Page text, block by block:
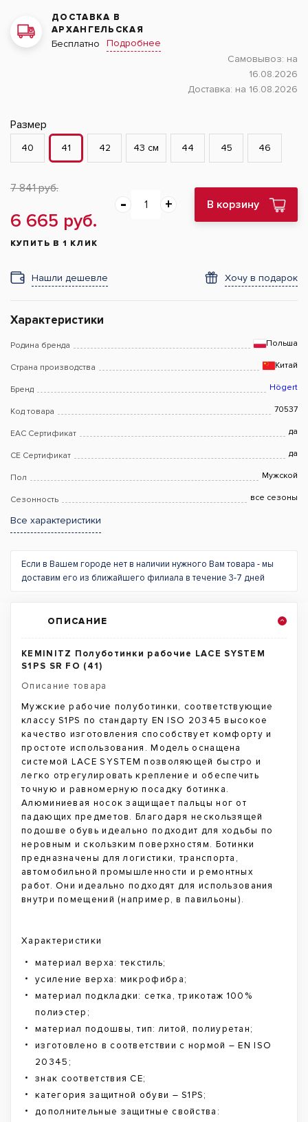
ДОСТАВКА В
АРХАНГЕЛЬСКАЯ
Бесплатно
Подробнее
Самовывоз: на
16.08.2026
Доставка: на 16.08.2026
Размер
40 41 42 43 см 44 45 46
6 665 руб.
7 841 руб.
В корзину
КУПИТЬ В 1 КЛИК
Нашли дешевле Хочу в подарок
Характеристики
Родина бренда Польша
Страна производства Китай
Бренд Högert
Код товара 70537
EAC Сертификат да
CE Сертификат да
Пол Мужской
Сезонность все сезоны
Все характеристики
Если в Вашем городе нет в наличии нужного Вам товара - мы
доставим его из ближайшего филиала в течение 3-7 дней
ОПИСАНИЕ
KEMINITZ Полуботинки рабочие LACE SYSTEM
S1PS SR FO (41)
Описание товара
Мужские рабочие полуботинки, соответствующие
классу S1PS по стандарту EN ISO 20345 высокое
качество изготовления способствует комфорту и
простоте использования. Модель оснащена
системой LACE SYSTEM позволяющей быстро и
легко отрегулировать крепление и обеспечить
точную и равномерную посадку ботинка.
Алюминиевая носок защищает пальцы ног от
падающих предметов. Благодаря нескользящей
подошве обувь идеально подходит для ходьбы по
неровным и скользким поверхностям. Ботинки
предназначены для логистики, транспорта,
автомобильной промышленности и ремонтных
работ. Они идеально подходят для использования
внутри помещений (например, в павильоны).
Характеристики
материал верха: текстиль;
усиление верха: микрофибра;
материал подкладки: сетка, трикотаж 100%
полиэстер;
материал подошвы, тип: литой, полиуретан;
изготовлено в соответствии с нормой – EN ISO
20345;
знак соответствия CE;
категория защитной обуви – S1PS;
дополнительные защитные свойства: